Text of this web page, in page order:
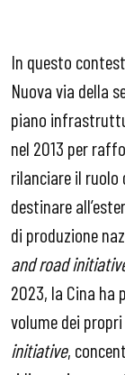
In questo
Nuova via della
piano
nel 2013 per
rilanciare il ruolo
destinare
di produzione
and road
2023, la Cina ha
volume dei
initiative,